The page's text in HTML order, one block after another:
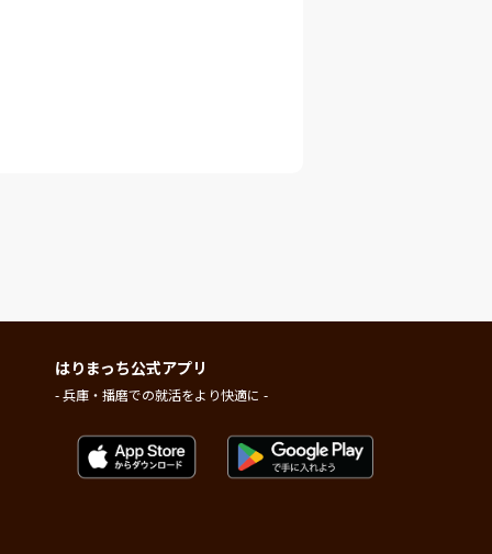
はりまっち公式アプリ
- 兵庫・播磨での就活をより快適に -